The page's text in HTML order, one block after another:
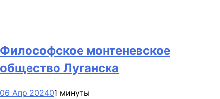
Философское монтеневское
общество Луганска
06 Апр 202401 минуты